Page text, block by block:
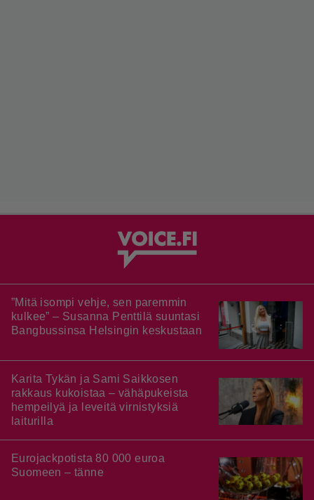
”Mitä isompi vehje, sen paremmin
kulkee” – Susanna Penttilä suuntasi
Bangbussinsa Helsingin keskustaan
Karita Tykän ja Sami Saikkosen
rakkaus kukoistaa – vähäpukeista
hempeilyä ja leveitä virnistyksiä
laiturilla
Eurojackpotista 80 000 euroa
Suomeen – tänne